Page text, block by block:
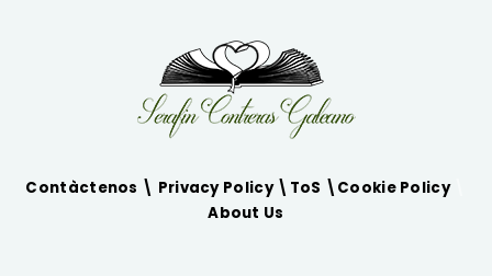
Contàctenos \ Privacy Policy \ ToS \ Cookie Policy\
About Us